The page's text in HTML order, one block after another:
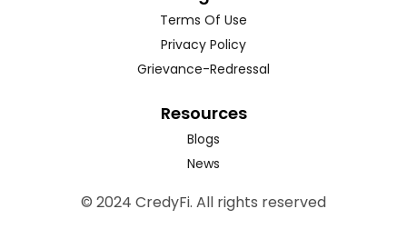
Terms Of Use
Privacy Policy
Grievance-Redressal
Resources
Blogs
News
© 2024 CredyFi. All rights reserved